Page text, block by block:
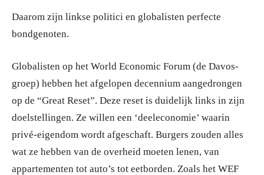
Daarom zijn linkse politici en globalisten perfecte
bondgenoten.
Globalisten op het World Economic Forum (de Davos-
groep) hebben het afgelopen decennium aangedrongen
op de “Great Reset”. Deze reset is duidelijk links in zijn
doelstellingen. Ze willen een ‘deeleconomie’ waarin
privé-eigendom wordt afgeschaft. Burgers zouden alles
wat ze hebben van de overheid moeten lenen, van
appartementen tot auto’s tot eetborden. Zoals het WEF